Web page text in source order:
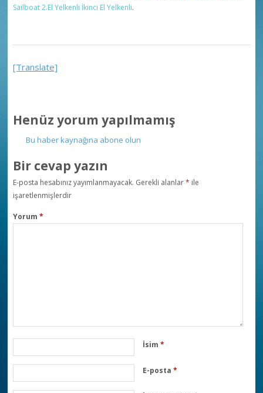
Sailboat 2.El Yelkenli İkinci El Yelkenli.
[Translate]
Henüz yorum yapılmamış
Bu haber kaynağına abone olun
Bir cevap yazın
E-posta hesabınız yayımlanmayacak. Gerekli alanlar* ile
işaretlenmişlerdir
Yorum *
İsim *
E-posta *